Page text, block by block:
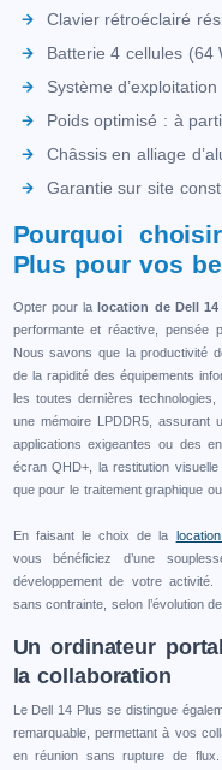
Clavier rétroéclairé
Batterie 4 cellules (64
Système
Poids optimisé : à
Châssis en alliage
Garantie sur site
Pourquoi
Plus pour vos
Opter pour la location de Dell 14
performante et réactive, pensée
Nous savons que la productivité
de la rapidité des équipements
les toutes dernières
une mémoire LPDDR5, assurant
applications exigeantes ou des
écran QHD+, la restitution
que pour le traitement graphique
En faisant le choix de la
vous bénéficiez d’une
développement de votre
sans contrainte, selon l’évolution
Un ordinateur
la collaboration
Le Dell 14 Plus se distingue
remarquable, permettant à vos
en réunion sans rupture de